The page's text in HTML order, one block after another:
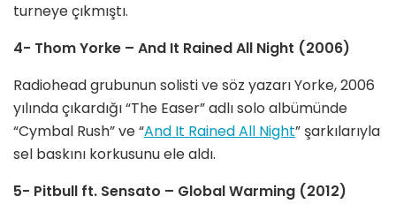
turneye çıkmıştı.
4- Thom Yorke – And It Rained All Night (2006)
Radiohead grubunun solisti ve söz yazarı Yorke, 2006
yılında çıkardığı “The Easer” adlı solo albümünde
“Cymbal Rush” ve “And It Rained All Night” şarkılarıyla
sel baskını korkusunu ele aldı.
5- Pitbull ft. Sensato – Global Warming (2012)